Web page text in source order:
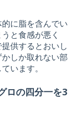
に脂を含んでい
と食感が悪く
供するとおいし
しか取れない部
います。
ロの四分一を3